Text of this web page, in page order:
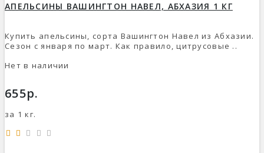
АПЕЛЬСИНЫ ВАШИНГТОН НАВЕЛ, АБХАЗИЯ 1 КГ
Купить апельсины, сорта Вашингтон Навел из Абхазии.
Сезон с января по март. Как правило, цитрусовые ..
Нет в наличии
655р.
за 1 кг.